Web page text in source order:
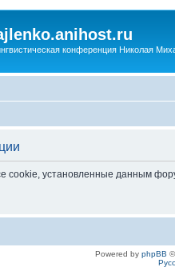
конференция Николая
cookie, установленные данным
Powered by phpBB